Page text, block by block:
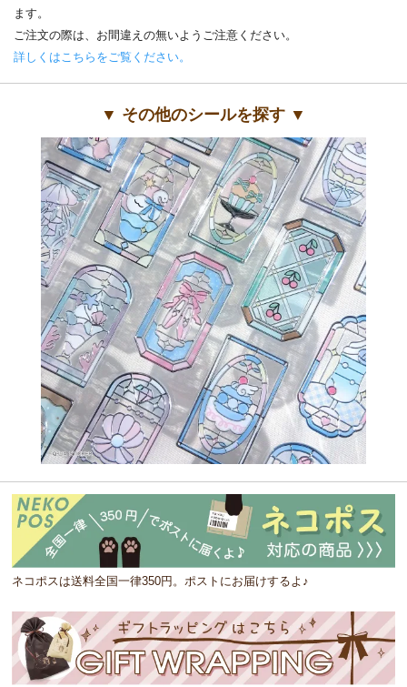
ます。
ご注文の際は、お間違えの無いようご注意ください。
詳しくはこちらをご覧ください。
▼ その他のシールを探す ▼
ネコポスは送料全国一律350円。ポストにお届けするよ♪